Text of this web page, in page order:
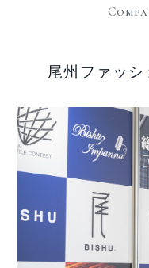
尾州ファッ